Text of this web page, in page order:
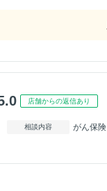
店舗からの返信あり
相談内容 がん保険